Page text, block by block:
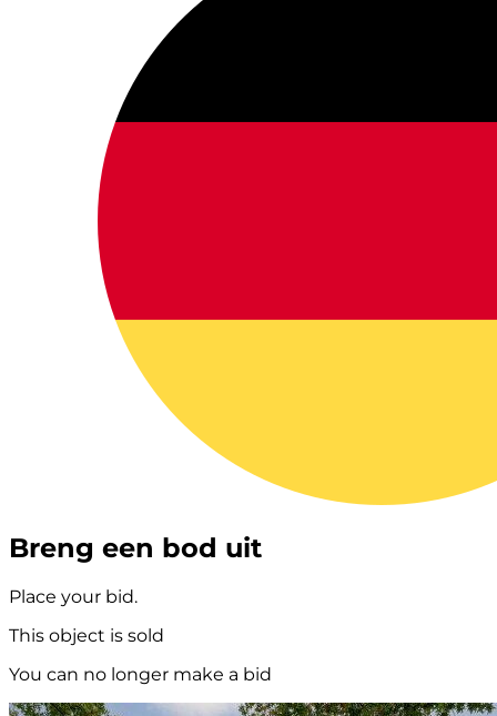
Breng een bod uit
Place your bid.
This object is sold
You can no longer make a bid